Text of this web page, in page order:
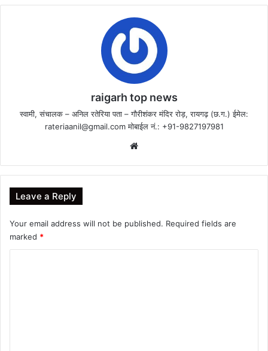
raigarh top news
स्वामी, संचालक – अनिल रतेरिया पता – गौरीशंकर मंदिर रोड़, रायगढ़ (छ.ग.) ईमेल:
rateriaanil@gmail.comमोबाईल नं.: +91-9827197981
Leave a Reply
Your email address will not be published. Required fields are
marked *